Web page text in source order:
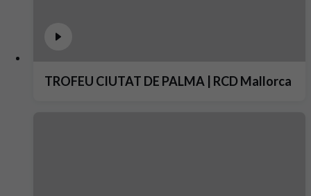
TROFEU CIUTAT DE PALMA | RCD Mallorca